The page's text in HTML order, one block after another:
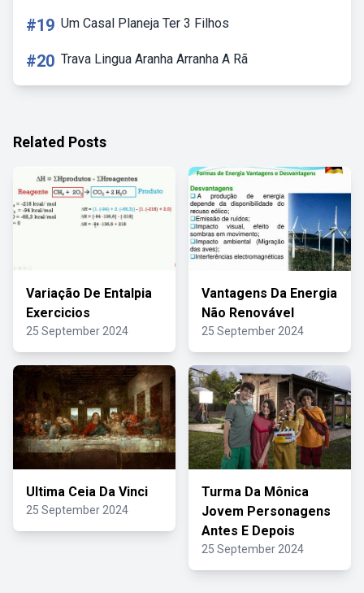
#19 Um Casal Planeja Ter 3 Filhos
#20 Trava Lingua Aranha Arranha A Rã
Related Posts
Variação De Entalpia
Exercicios
25 September 2024
Vantagens Da Energia
Não Renovável
25 September 2024
Ultima Ceia Da Vinci
25 September 2024
Turma Da Mônica
Jovem Personagens
Antes E Depois
25 September 2024